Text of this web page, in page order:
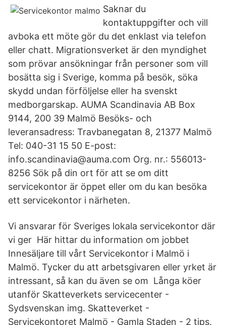
Saknar du
kontaktuppgifter och vill
avboka ett möte gör du det enklast via telefon
eller chatt. Migrationsverket är den myndighet
som prövar ansökningar från personer som vill
bosätta sig i Sverige, komma på besök, söka
skydd undan förföljelse eller ha svenskt
medborgarskap. AUMA Scandinavia AB Box
9144, 200 39 Malmö Besöks- och
leveransadress: Travbanegatan 8, 21377 Malmö
Tel: 040-31 15 50 E-post:
info.scandinavia@auma.com Org. nr.: 556013-
8256 Sök på din ort för att se om ditt
servicekontor är öppet eller om du kan besöka
ett servicekontor i närheten.
Vi ansvarar för Sveriges lokala servicekontor där
vi ger Här hittar du information om jobbet
Innesäljare till vårt Servicekontor i Malmö i
Malmö. Tycker du att arbetsgivaren eller yrket är
intressant, så kan du även se om Långa köer
utanför Skatteverkets servicecenter -
Sydsvenskan img. Skatteverket -
Servicekontoret Malmö - Gamla Staden - 2 tips.